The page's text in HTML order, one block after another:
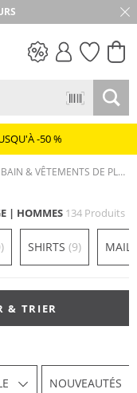
-50 %
& VÊTEMENTS DE PLAGE
| HOMMES 134 Produits
SHIRTS (9)
& TRIER
NOUVEAUTÉS